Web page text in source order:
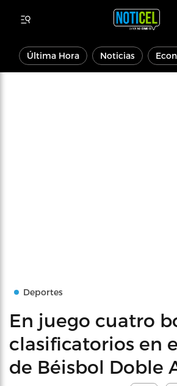
Última Hora Noticias
Deportes
En juego cuatro
clasificatorios en
de Béisbol Doble